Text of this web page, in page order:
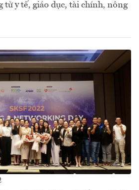
từ y tế, giáo dục, tài chính, nông